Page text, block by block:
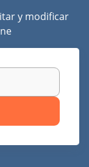
y modificar